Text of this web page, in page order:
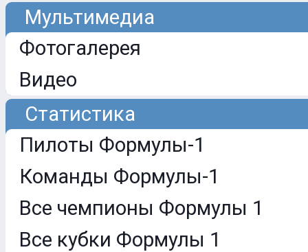
Мультимедиа
Фотогалерея
Видео
Статистика
Пилоты Формулы-1
Команды Формулы-1
Все чемпионы Формулы 1
Все кубки Формулы 1